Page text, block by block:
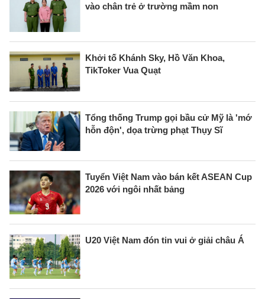
vào chân trẻ ở trường mầm non
Khởi tố Khánh Sky, Hồ Văn Khoa,
TikToker Vua Quạt
Tổng thống Trump gọi bầu cử Mỹ là 'mớ
hỗn độn', dọa trừng phạt Thụy Sĩ
Tuyển Việt Nam vào bán kết ASEAN Cup
2026 với ngôi nhất bảng
U20 Việt Nam đón tin vui ở giải châu Á